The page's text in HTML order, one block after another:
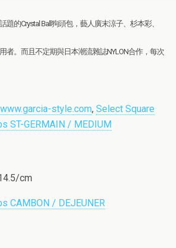
的Crystal Ball狗頭包，藝人廣末涼子、杉本彩、
者。而且不定期與日本潮流雜誌NYLON合作，每次
style.com, Select Square
ST-GERMAIN / MEDIUM
cm
CAMBON / DEJEUNER